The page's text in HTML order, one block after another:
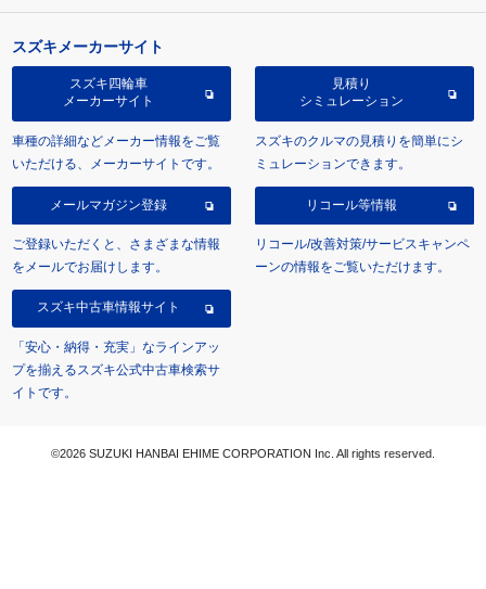
スズキメーカーサイト
スズキ四輪車
メーカーサイト
車種の詳細などメーカー情報をご覧
いただける、メーカーサイトです。
見積り
シミュレーション
スズキのクルマの見積りを簡単にシ
ミュレーションできます。
メールマガジン登録
ご登録いただくと、さまざまな情報
をメールでお届けします。
リコール等情報
リコール/改善対策/サービスキャンペ
ーンの情報をご覧いただけます。
スズキ中古車情報サイト
「安心・納得・充実」なラインアッ
プを揃えるスズキ公式中古車検索サ
イトです。
©2026 SUZUKI HANBAI EHIME CORPORATION Inc. All rights reserved.